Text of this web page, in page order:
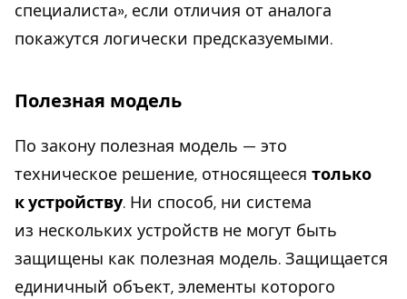
специалиста», если отличия от аналога
покажутся логически предсказуемыми.
Полезная модель
По закону полезная модель — это
техническое решение, относящееся только
к устройству. Ни способ, ни система
из нескольких устройств не могут быть
защищены как полезная модель. Защищается
единичный объект, элементы которого